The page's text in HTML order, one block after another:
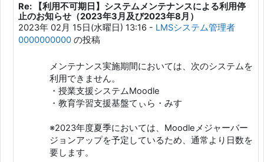
LMSシステム管理者 0000000000 への返信
Re: 【利用不可期日】システムメンテナンスによる利用停
止のお知らせ（2023年3月及び2023年8月）
2023年 02月 15日(水曜日) 13:16- LMSシステム管理者
0000000000の投稿
メンテナンス実施期間においては、次のシステムを
利用できません。
・授業支援システムMoodle
・教育学習支援基盤てぃら・みす
※2023年度夏季においては、Moodleメジャーバー
ジョンアップを予定しているため、通常より日数を
要します。